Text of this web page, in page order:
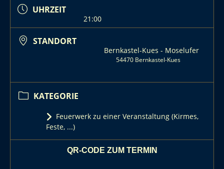
UHRZEIT
21:00
STANDORT
Bernkastel-Kues - Moselufer
54470 Bernkastel-Kues
KATEGORIE
Feuerwerk zu einer Veranstaltung (Kirmes,
Feste, ...)
QR-CODE ZUM TERMIN